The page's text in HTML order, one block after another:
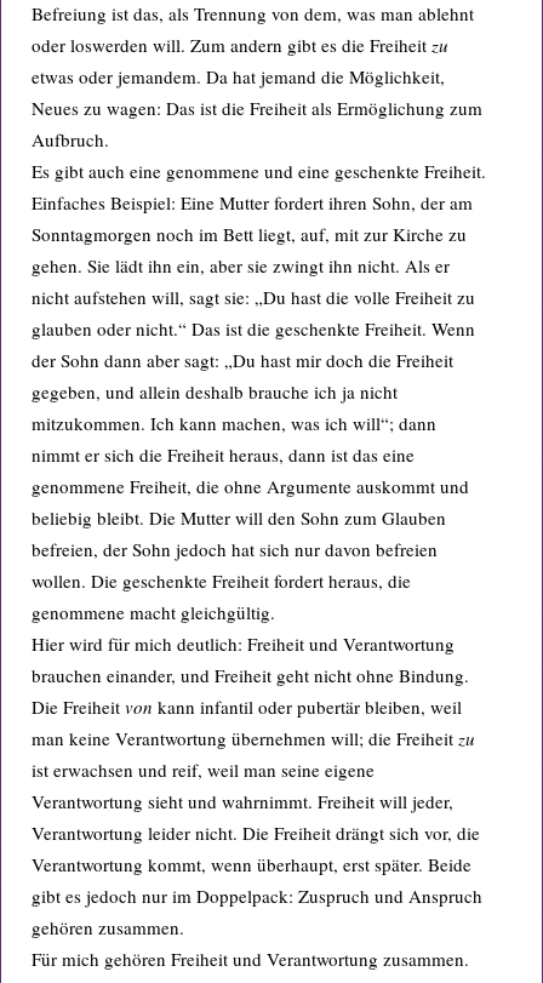
Befreiung ist das, als Trennung von dem, was man ablehnt
oder loswerden will. Zum andern gibt es die Freiheit zu
etwas oder jemandem. Da hat jemand die Möglichkeit,
Neues zu wagen: Das ist die Freiheit als Ermöglichung zum
Aufbruch.
Es gibt auch eine genommene und eine geschenkte Freiheit.
Einfaches Beispiel: Eine Mutter fordert ihren Sohn, der am
Sonntagmorgen noch im Bett liegt, auf, mit zur Kirche zu
gehen. Sie lädt ihn ein, aber sie zwingt ihn nicht. Als er
nicht aufstehen will, sagt sie: „Du hast die volle Freiheit zu
glauben oder nicht.“ Das ist die geschenkte Freiheit. Wenn
der Sohn dann aber sagt: „Du hast mir doch die Freiheit
gegeben, und allein deshalb brauche ich ja nicht
mitzukommen. Ich kann machen, was ich will“; dann
nimmt er sich die Freiheit heraus, dann ist das eine
genommene Freiheit, die ohne Argumente auskommt und
beliebig bleibt. Die Mutter will den Sohn zum Glauben
befreien, der Sohn jedoch hat sich nur davon befreien
wollen. Die geschenkte Freiheit fordert heraus, die
genommene macht gleichgültig.
Hier wird für mich deutlich: Freiheit und Verantwortung
brauchen einander, und Freiheit geht nicht ohne Bindung.
Die Freiheit von kann infantil oder pubertär bleiben, weil
man keine Verantwortung übernehmen will; die Freiheit zu
ist erwachsen und reif, weil man seine eigene
Verantwortung sieht und wahrnimmt. Freiheit will jeder,
Verantwortung leider nicht. Die Freiheit drängt sich vor, die
Verantwortung kommt, wenn überhaupt, erst später. Beide
gibt es jedoch nur im Doppelpack: Zuspruch und Anspruch
gehören zusammen.
Für mich gehören Freiheit und Verantwortung zusammen.